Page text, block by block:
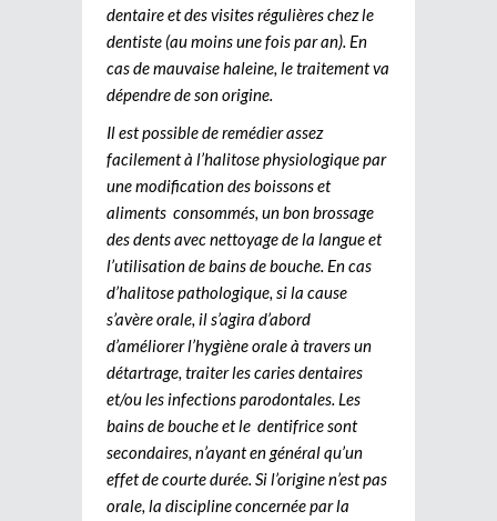
dentaire et des visites régulières chez le
dentiste (au moins une fois par an). En
cas de mauvaise haleine, le traitement va
dépendre de son origine.
Il est possible de remédier assez
facilement à l’halitose physiologique par
une modification des boissons et
aliments consommés, un bon brossage
des dents avec nettoyage de la langue et
l’utilisation de bains de bouche. En cas
d’halitose pathologique, si la cause
s’avère orale, il s’agira d’abord
d’améliorer l’hygiène orale à travers un
détartrage, traiter les caries dentaires
et/ou les infections parodontales. Les
bains de bouche et le dentifrice sont
secondaires, n’ayant en général qu’un
effet de courte durée. Si l’origine n’est pas
orale, la discipline concernée par la